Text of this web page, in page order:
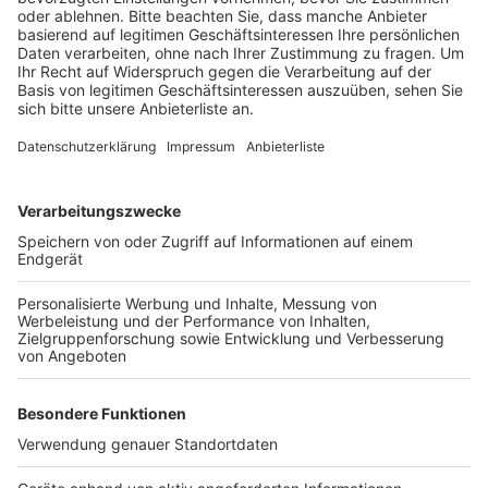
Veröffentlicht:Freitag, 10.09.2021 05:56
Anzeige
In Erftstadt-Liblar hatte sich auf der K45 eine riesige
Einfahrt zum Donatusparkplatz rund 30 Zentimeter
hoch. Die Autofahrer hätten aber drum herumfahren
können, heißt es von der Polizei.
Anzeige